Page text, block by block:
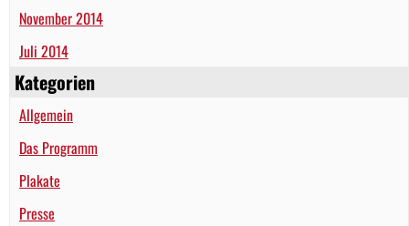
November 2014
Juli 2014
Kategorien
Allgemein
Das Programm
Plakate
Presse